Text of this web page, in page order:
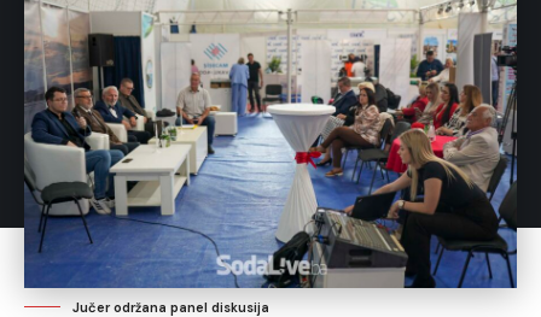
Jučer održana panel diskusija